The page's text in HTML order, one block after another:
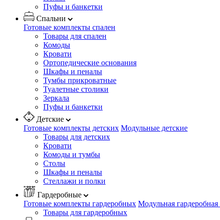
Пуфы и банкетки
Спальни
Готовые комплекты спален
Товары для спален
Комоды
Кровати
Ортопедические основания
Шкафы и пеналы
Тумбы прикроватные
Туалетные столики
Зеркала
Пуфы и банкетки
Детские
Готовые комплекты детских Модульные детские
Товары для детских
Кровати
Комоды и тумбы
Столы
Шкафы и пеналы
Стеллажи и полки
Гардеробные
Готовые комплекты гардеробных Модульная
Товары для гардеробных